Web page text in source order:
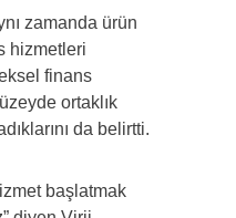
zamanda ürün
hizmetleri
finans
ortaklık
da belirtti.
başlatmak